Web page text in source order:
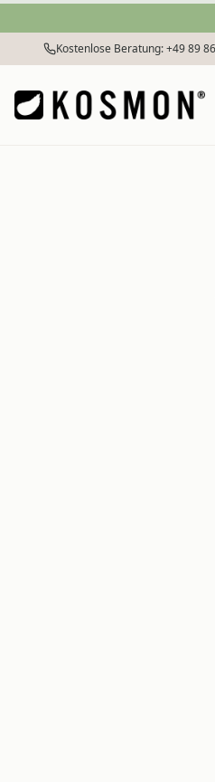
Zum Inhalt springen
Kostenlose Beratung: +49 89